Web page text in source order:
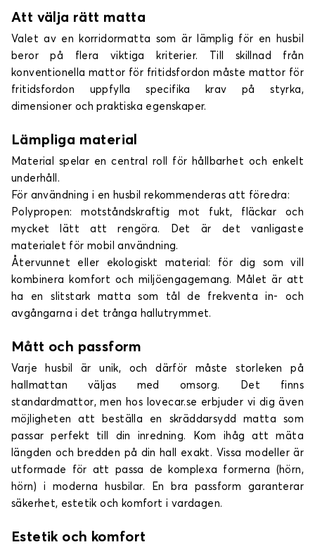
Att välja rätt matta
Valet av en korridormatta som är lämplig för en husbil
beror på flera viktiga kriterier. Till skillnad från
konventionella mattor för fritidsfordon måste mattor för
fritidsfordon uppfylla specifika krav på styrka,
dimensioner och praktiska egenskaper.
Lämpliga material
Material spelar en central roll för hållbarhet och enkelt
underhåll.
För användning i en husbil rekommenderas att föredra:
Polypropen: motståndskraftig mot fukt, fläckar och
mycket lätt att rengöra. Det är det vanligaste
materialet för mobil användning.
Återvunnet eller ekologiskt material: för dig som vill
kombinera komfort och miljöengagemang. Målet är att
ha en slitstark matta som tål de frekventa in- och
avgångarna i det trånga hallutrymmet.
Mått och passform
Varje husbil är unik, och därför måste storleken på
hallmattan väljas med omsorg. Det finns
standardmattor, men hos lovecar.se erbjuder vi dig även
möjligheten att beställa en skräddarsydd matta som
passar perfekt till din inredning. Kom ihåg att mäta
längden och bredden på din hall exakt. Vissa modeller är
utformade för att passa de komplexa formerna (hörn,
hörn) i moderna husbilar. En bra passform garanterar
säkerhet, estetik och komfort i vardagen.
Estetik och komfort